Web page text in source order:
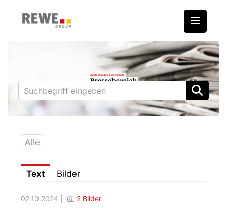
REWE International AG
BILLA
PENNY
BIPA
Downloads
Fotos – Vorstand
Alle
Text Bilder
02.10.2024 | 2 Bilder